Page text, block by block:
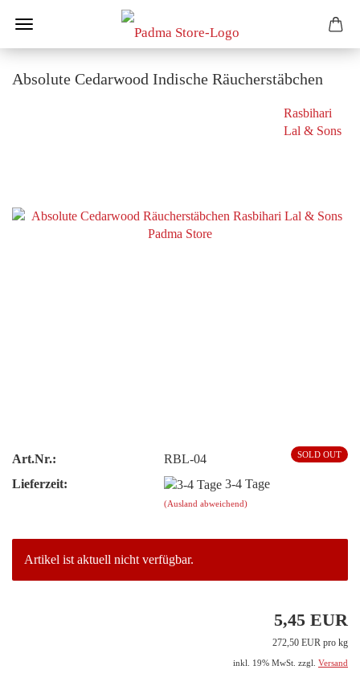
Absolute Cedarwood Indische Räucherstäbchen
Rasbihari
Lal & Sons
SOLD OUT
Art.Nr.:
RBL-04
Lieferzeit:
3-4 Tage
(Ausland abweichend)
Artikel ist aktuell nicht verfügbar.
5,45 EUR
272,50 EUR pro kg
inkl. 19% MwSt. zzgl. Versand